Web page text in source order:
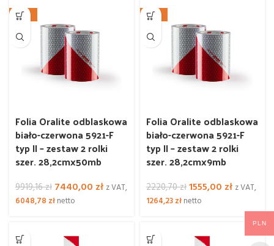
-25%
Folia Oralite odblaskowa
biało-czerwona 5921-F
typ II – zestaw 2 rolki
szer. 28,2cmx50mb
9919,16zł Pierwotna
cena
7440,00 złAktualna
z VAT,
6048,78 złnetto
-30%
Folia Oralite odblaskowa
biało-czerwona 5921-F
typ II – zestaw 2 rolki
szer. 28,2cmx9mb
2220,70złPierwotna
cena
1555,00 złAktualna
wynosi:
1555,00
z VAT,
1264,23złnetto
PLN